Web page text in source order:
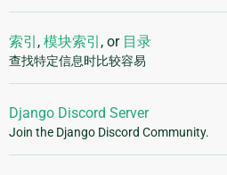
索引 , 模块索引 , or 目录
查找特定信息时比较容易
Django Discord Server
Join the Django Discord Community.